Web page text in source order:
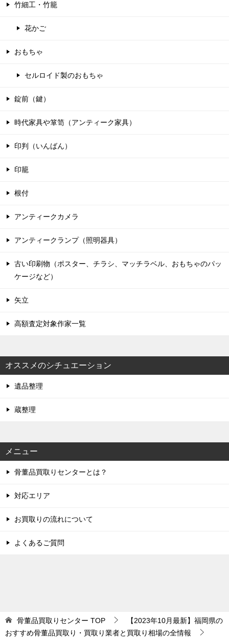
竹細工・竹籠
花かご
おもちゃ
セルロイド製のおもちゃ
錠前（鍵）
時代家具や箪笥（アンティーク家具）
印判（いんばん）
印籠
根付
アンティークカメラ
アンティークランプ（照明器具）
古い印刷物（ポスター、チラシ、マッチラベル、おもちゃのパッ
ケージなど）
矢立
高額査定対象作家一覧
オススメのシチュエーション
遺品整理
蔵整理
メニュー
骨董品買取りセンターとは？
対応エリア
お買取りの流れについて
よくあるご質問
骨董品買取りセンター TOP
【2023年10月最新】福岡県の
おすすめ骨董品買取り・買取り業者と買取り相場の全情報